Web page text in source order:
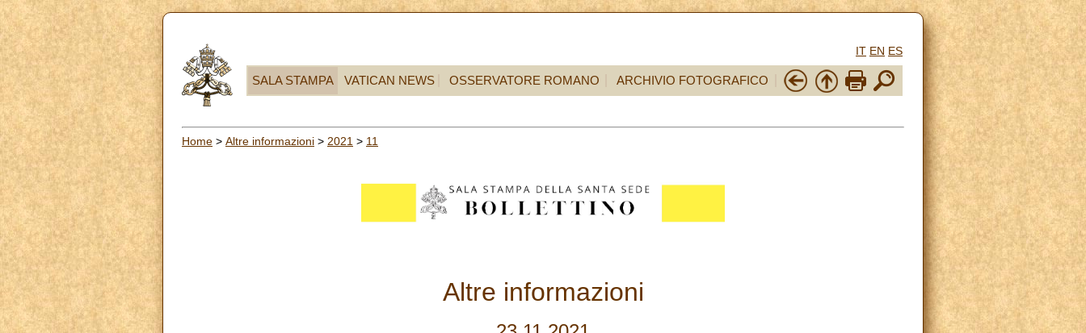
IT EN ES
SALA STAMPA VATICAN NEWS OSSERVATORE ROMANO ARCHIVIO FOTOGRAFICO
Home > Altre informazioni > 2021 > 11
Altre informazioni